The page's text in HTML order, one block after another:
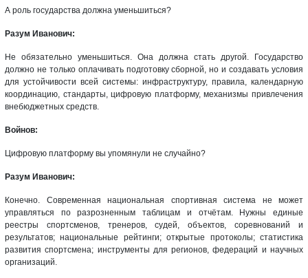
А роль государства должна уменьшиться?
Разум Иванович:
Не обязательно уменьшиться. Она должна стать другой. Государство
должно не только оплачивать подготовку сборной, но и создавать условия
для устойчивости всей системы: инфраструктуру, правила, календарную
координацию, стандарты, цифровую платформу, механизмы привлечения
внебюджетных средств.
Войнов:
Цифровую платформу вы упомянули не случайно?
Разум Иванович:
Конечно. Современная национальная спортивная система не может
управляться по разрозненным таблицам и отчётам. Нужны единые
реестры спортсменов, тренеров, судей, объектов, соревнований и
результатов; национальные рейтинги; открытые протоколы; статистика
развития спортсмена; инструменты для регионов, федераций и научных
организаций.